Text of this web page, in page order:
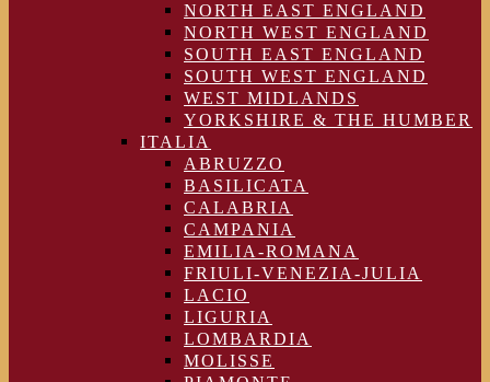
NORTH EAST ENGLAND
NORTH WEST ENGLAND
SOUTH EAST ENGLAND
SOUTH WEST ENGLAND
WEST MIDLANDS
YORKSHIRE & THE HUMBER
ITALIA
ABRUZZO
BASILICATA
CALABRIA
CAMPANIA
EMILIA-ROMANA
FRIULI-VENEZIA-JULIA
LACIO
LIGURIA
LOMBARDIA
MOLISSE